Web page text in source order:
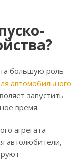
большую роль
автомобильного
запустить
время.
агрегата
автолюбители,